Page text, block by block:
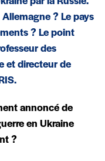
? Le pays
? Le point
des
et directeur de
annoncé de
en Ukraine
?